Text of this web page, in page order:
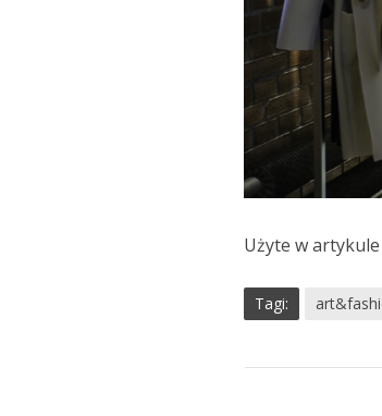
Użyte w artykule
Tagi: